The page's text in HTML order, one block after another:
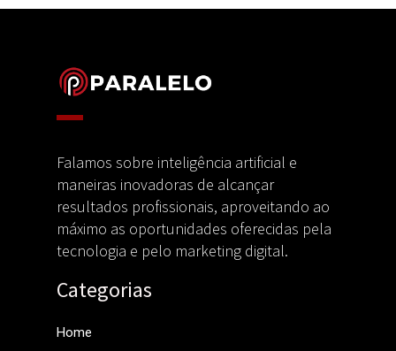
Falamos sobre inteligência artificial e
maneiras inovadoras de alcançar
resultados profissionais, aproveitando ao
máximo as oportunidades oferecidas pela
tecnologia e pelo marketing digital.
Categorias
Home